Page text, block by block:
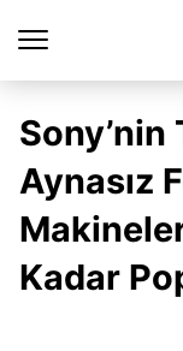
Sony’nin
Aynasız
Kadar